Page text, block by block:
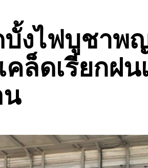
งไฟบูชาพ
ล็ดเรียกฝน